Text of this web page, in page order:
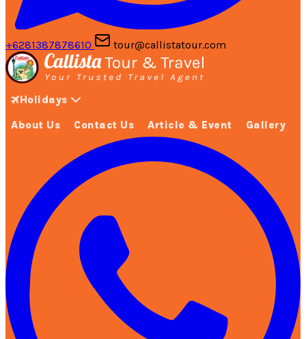
+6281387878610 tour@callistatour.com
Holidays
About Us Contact Us Article & Event Gallery